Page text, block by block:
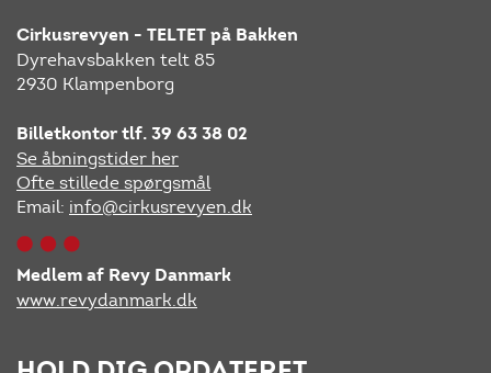
Cirkusrevyen - TELTET på Bakken
Dyrehavsbakken telt 85
2930 Klampenborg
Billetkontor tlf. 39 63 38 02
Se åbningstider her
Ofte stillede spørgsmål
Email: info@cirkusrevyen.dk
Medlem af Revy Danmark
www.revydanmark.dk